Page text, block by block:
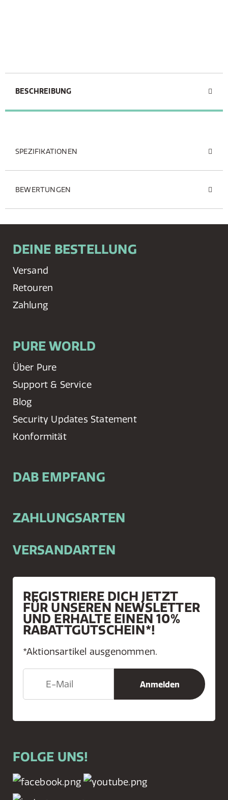
BESCHREIBUNG
SPEZIFIKATIONEN
BEWERTUNGEN
DEINE BESTELLUNG
Versand
Retouren
Zahlung
PURE WORLD
Über Pure
Support & Service
Blog
Security Updates Statement
Konformität
DAB EMPFANG
ZAHLUNGSARTEN
VERSANDARTEN
REGISTRIERE DICH JETZT
FÜR UNSEREN NEWSLETTER
UND ERHALTE EINEN 10%
RABATTGUTSCHEIN*!
*Aktionsartikel ausgenommen.
FOLGE UNS!